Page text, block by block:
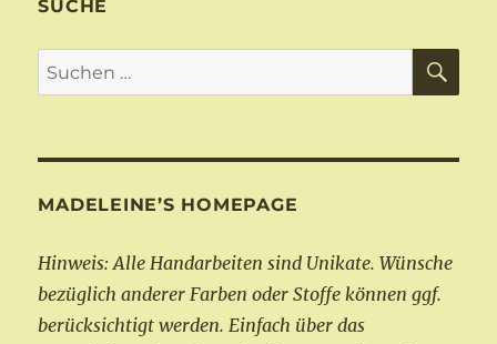
SUCHE
Suchen
nach:
MADELEINE’S HOMEPAGE
Hinweis: Alle Handarbeiten sind Unikate. Wünsche
bezüglich anderer Farben oder Stoffe können ggf.
berücksichtigt werden. Einfach über das